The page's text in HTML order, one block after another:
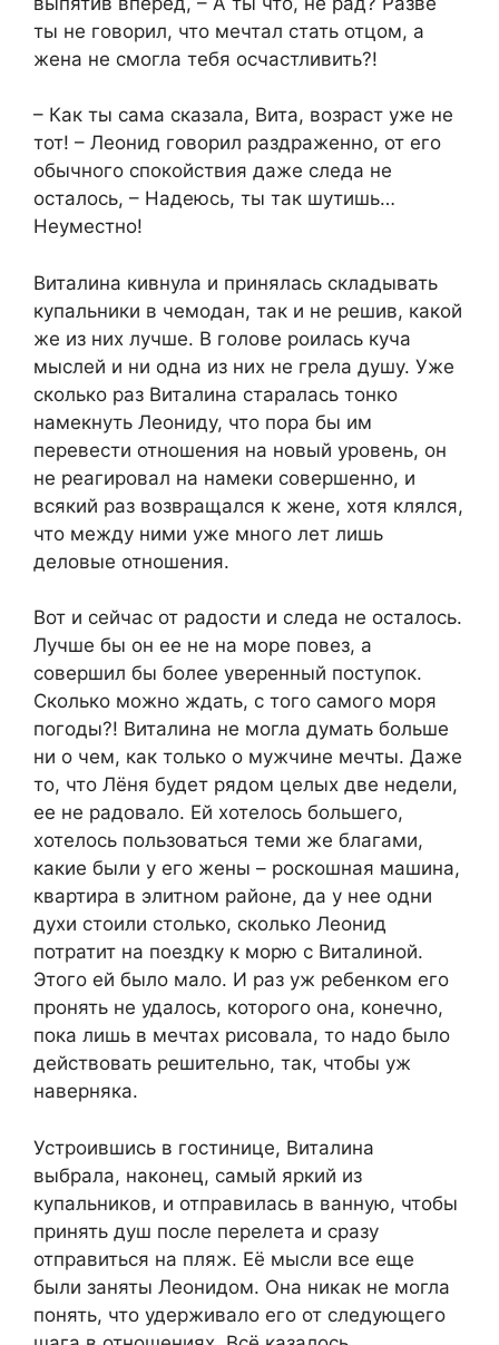
ты не говорил, что мечтал стать отцом, а
жена не смогла тебя осчастливить?!
– Как ты сама сказала, Вита, возраст уже не
тот! – Леонид говорил раздраженно, от его
обычного спокойствия даже следа не
осталось, – Надеюсь, ты так шутишь…
Неуместно!
Виталина кивнула и принялась складывать
купальники в чемодан, так и не решив, какой
же из них лучше. В голове роилась куча
мыслей и ни одна из них не грела душу. Уже
сколько раз Виталина старалась тонко
намекнуть Леониду, что пора бы им
перевести отношения на новый уровень, он
не реагировал на намеки совершенно, и
всякий раз возвращался к жене, хотя клялся,
что между ними уже много лет лишь
деловые отношения.
Вот и сейчас от радости и следа не осталось.
Лучше бы он ее не на море повез, а
совершил бы более уверенный поступок.
Сколько можно ждать, с того самого моря
погоды?! Виталина не могла думать больше
ни о чем, как только о мужчине мечты. Даже
то, что Лёня будет рядом целых две недели,
ее не радовало. Ей хотелось большего,
хотелось пользоваться теми же благами,
какие были у его жены – роскошная машина,
квартира в элитном районе, да у нее одни
духи стоили столько, сколько Леонид
потратит на поездку к морю с Виталиной.
Этого ей было мало. И раз уж ребенком его
пронять не удалось, которого она, конечно,
пока лишь в мечтах рисовала, то надо было
действовать решительно, так, чтобы уж
наверняка.
Устроившись в гостинице, Виталина
выбрала, наконец, самый яркий из
купальников, и отправилась в ванную, чтобы
принять душ после перелета и сразу
отправиться на пляж. Её мысли все еще
были заняты Леонидом. Она никак не могла
понять, что удерживало его от следующего